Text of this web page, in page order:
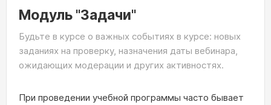
Модуль "Задачи"
Будьте в курсе о важных событиях в курсе: новых
заданиях на проверку, назначения даты вебинара,
ожидающих модерации и других активностях.
При проведении учебной программы часто бывает